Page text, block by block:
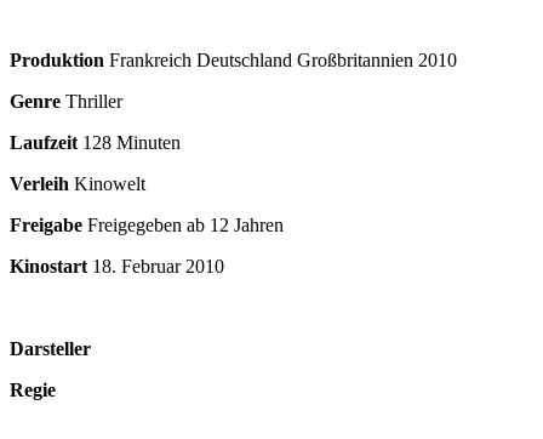
Produktion Frankreich Deutschland Großbritannien 2010
Genre Thriller
Laufzeit128 Minuten
Verleih Kinowelt
Freigabe Freigegeben ab 12 Jahren
Kinostart 18. Februar 2010
Darsteller
Regie